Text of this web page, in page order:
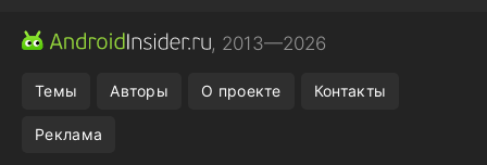
CHROME БРАУЗЕР
, 2013—2026
Темы Авторы О проекте Контакты
Реклама